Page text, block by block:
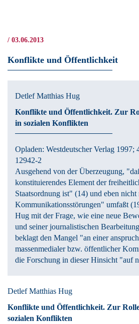
/ 03.06.2013
Konflikte und Öffentlichkeit
Detlef Matthias Hug
Konflikte und Öffentlichkeit. Zur
in sozialen Konflikten
Opladen: Westdeutscher Verlag 1997;
12942-2
Ausgehend von der Überzeugung,
konstituierendes Element der
Staatsordnung ist" (14) und eben
Kommunikationsstörungen" umfaßt
Hug mit der Frage, wie eine neue
und seiner journalistischen
beklagt den Mangel "an einer
massenmedialer bzw. öffentlicher
die Forschung in dieser Hinsicht "auf
Detlef Matthias Hug
Konflikte und Öffentlichkeit. Zur
sozialen Konflikten